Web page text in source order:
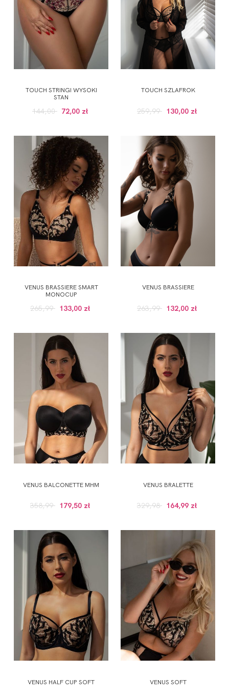
TOUCH STRINGI WYSOKI
STAN
144,00 72,00 zł
TOUCH SZLAFROK
259,99 130,00 zł
VENUS BRASSIERE SMART
MONOCUP
265,99 133,00 zł
VENUS BRASSIERE
263,99 132,00 zł
VENUS BALCONETTE MHM
358,99 179,50 zł
VENUS BRALETTE
329,98 164,99 zł
VENUS HALF CUP SOFT VENUS SOFT